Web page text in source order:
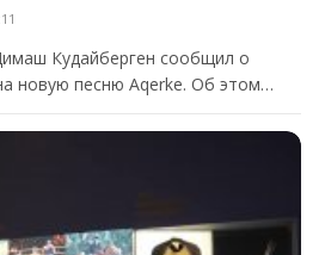
Кудайберген сообщил о
новую песню Aqerke. Об этом…